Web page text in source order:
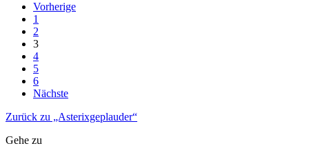
Vorherige
1
2
3
4
5
6
Nächste
Zurück zu „Asterixgeplauder“
Gehe zu